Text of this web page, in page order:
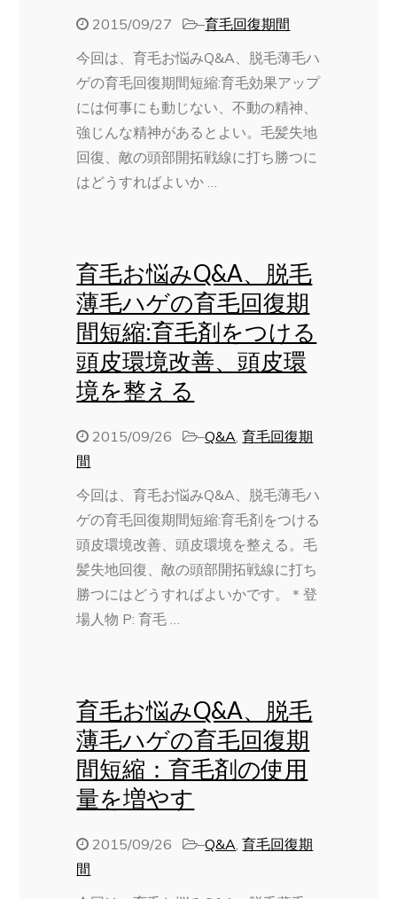
2015/09/27 –育毛回復期間
今回は、育毛お悩みQ&A、脱毛薄毛ハ
ゲの育毛回復期間短縮:育毛効果アップ
には何事にも動じない、不動の精神、
強じんな精神があるとよい。毛髪失地
回復、敵の頭部開拓戦線に打ち勝つに
はどうすればよいか …
育毛お悩みQ&A、脱毛
薄毛ハゲの育毛回復期
間短縮:育毛剤をつける
頭皮環境改善、頭皮環
境を整える
2015/09/26 –Q&A,育毛回復期
間
今回は、育毛お悩みQ&A、脱毛薄毛ハ
ゲの育毛回復期間短縮:育毛剤をつける
頭皮環境改善、頭皮環境を整える。毛
髪失地回復、敵の頭部開拓戦線に打ち
勝つにはどうすればよいかです。＊登
場人物 P: 育毛 …
育毛お悩みQ&A、脱毛
薄毛ハゲの育毛回復期
間短縮：育毛剤の使用
量を増やす
2015/09/26 –Q&A,育毛回復期
間